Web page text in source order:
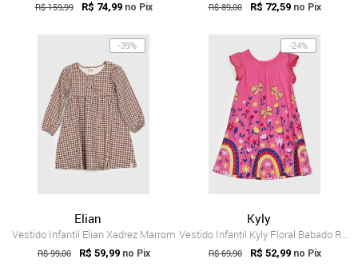
R$ 159,99 R$ 74,99 no Pix R$ 89,00 R$ 72,59 no Pix
-39%
Elian
Vestido Infantil Elian Xadrez Marrom
R$ 99,00 R$ 59,99 no Pix
-24%
Kyly
Vestido Infantil Kyly Floral Babado Rosa
R$ 69,90 R$ 52,99 no Pix